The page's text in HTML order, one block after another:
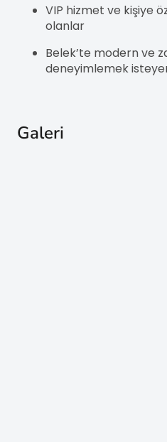
VIP hizmet ve kişiye
olanlar
Belek’te modern ve
deneyimlemek
Galeri